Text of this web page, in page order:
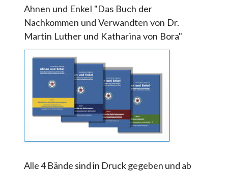
Ahnen und Enkel "Das Buch der
Nachkommen und Verwandten von Dr.
Martin Luther und Katharina von Bora"
Alle 4 Bände sind in Druck gegeben und ab